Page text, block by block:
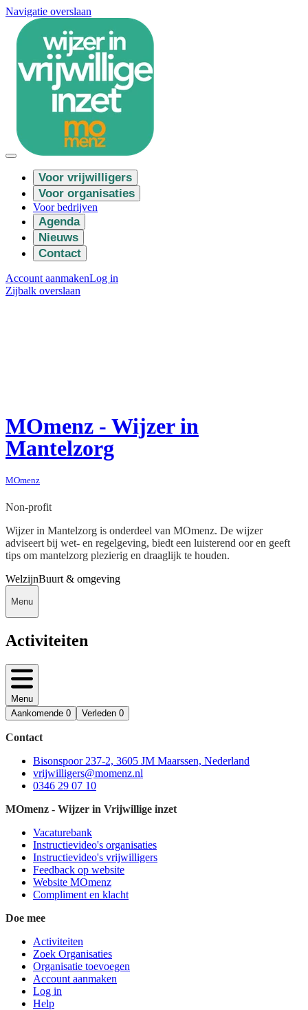
Navigatie overslaan
Voor vrijwilligers
Voor organisaties
Voor bedrijven
Agenda
Nieuws
Contact
Account aanmakenLog in
Zijbalk overslaan
MOmenz - Wijzer in
Mantelzorg
MOmenz
Non-profit
Wijzer in Mantelzorg is onderdeel van MOmenz. De wijzer
adviseert bij wet- en regelgeving, biedt een luisterend oor en geeft
tips om mantelzorg plezierig en draaglijk te houden.
WelzijnBuurt & omgeving
Menu
Activiteiten
Menu
Aankomende 0 Verleden 0
Contact
Bisonspoor 237-2, 3605 JM Maarssen, Nederland
vrijwilligers@momenz.nl
0346 29 07 10
MOmenz - Wijzer in Vrijwillige inzet
Vacaturebank
Instructievideo's organisaties
Instructievideo's vrijwilligers
Feedback op website
Website MOmenz
Compliment en klacht
Doe mee
Activiteiten
Zoek Organisaties
Organisatie toevoegen
Account aanmaken
Log in
Help